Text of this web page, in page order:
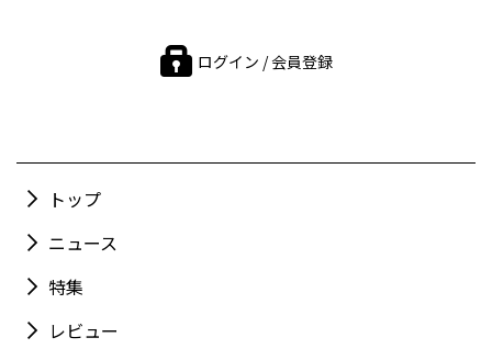
ログイン / 会員登録
トップ
ニュース
特集
レビュー